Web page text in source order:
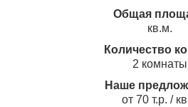
Общая
кв.м.
Количество
2 комнаты
Наше
от 70 т.р. /